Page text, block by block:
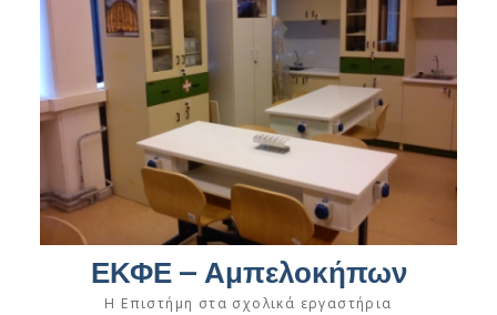
ΕΚΦΕ – Αμπελοκήπων
Η Επιστήμη στα σχολικά εργαστήρια